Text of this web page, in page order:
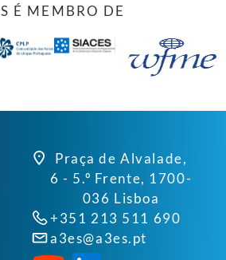
É MEMBRO DE
Praça de Alvalade,
6 - 5.º Frente, 1700-
036 Lisboa
+351 213 511 690
a3es@a3es.pt